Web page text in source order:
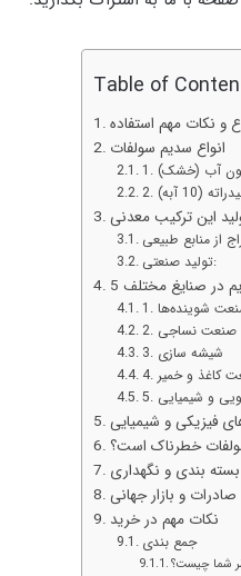
Table of
و نکات مهم استفاده
انواع سدیم سولفات
آب (خشک)
(10 آبه)
تولید صنعتی:
در صنایغ مختلف
صنعت شوینده‌ها
2. صنعت نساجی
3. شیشه‌ سازی
کاغذ و خمیر
و شیمیایی
فیزیکی و شیمیایی
خطرناک است؟
بسته‌ بندی و نگهداری
صادرات و بازار جهانی
نکات مهم در خرید
جمع‌ بندی